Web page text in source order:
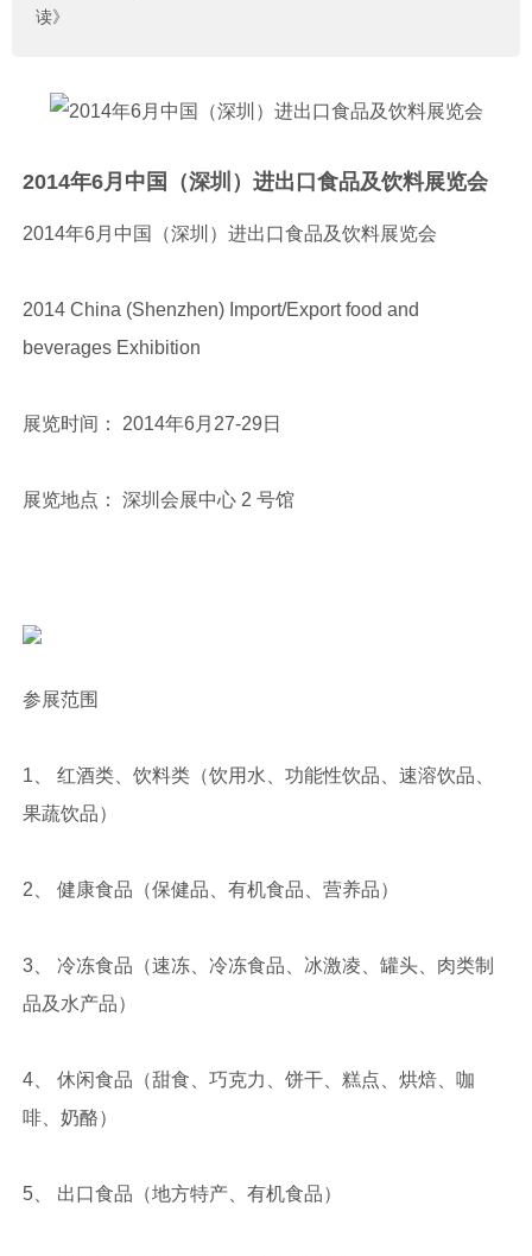
读》
2014年6月中国（深圳）进出口食品及饮料展览会
2014年6月中国（深圳）进出口食品及饮料展览会
2014 China (Shenzhen) Import/Export food and
beverages Exhibition
展览时间： 2014年6月27-29日
展览地点： 深圳会展中心 2 号馆
参展范围
1、 红酒类、饮料类（饮用水、功能性饮品、速溶饮品、
果蔬饮品）
2、 健康食品（保健品、有机食品、营养品）
3、 冷冻食品（速冻、冷冻食品、冰激凌、罐头、肉类制
品及水产品）
4、 休闲食品（甜食、巧克力、饼干、糕点、烘焙、咖
啡、奶酪）
5、 出口食品（地方特产、有机食品）